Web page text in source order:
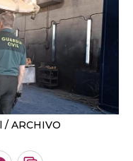
ARCHIVO